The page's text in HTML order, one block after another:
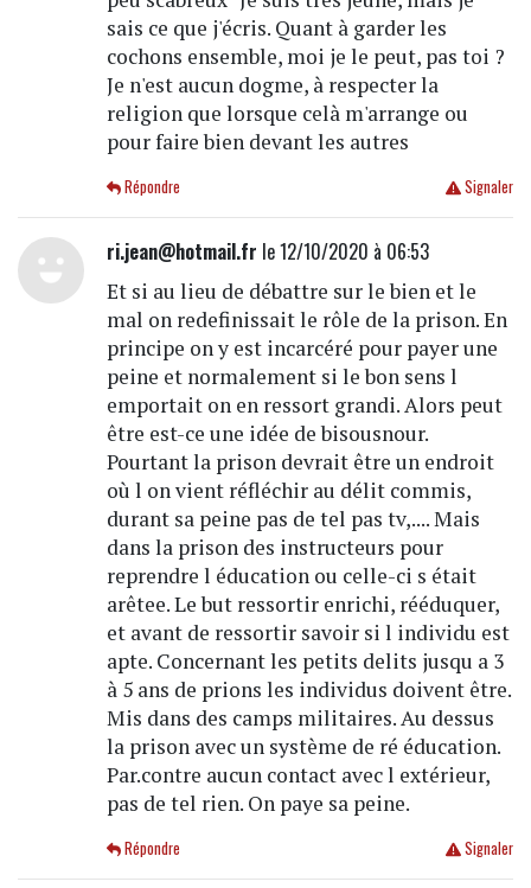
sais ce que j'écris. Quant à garder les
cochons ensemble, moi je le peut, pas toi ?
Je n'est aucun dogme, à respecter la
religion que lorsque celà m'arrange ou
pour faire bien devant les autres
Signaler
Répondre
ri.jean@hotmail.fr le 12/10/2020 à 06:53
Et si au lieu de débattre sur le bien et le
mal on redefinissait le rôle de la prison. En
principe on y est incarcéré pour payer une
peine et normalement si le bon sens l
emportait on en ressort grandi. Alors peut
être est-ce une idée de bisousnour.
Pourtant la prison devrait être un endroit
où l on vient réfléchir au délit commis,
durant sa peine pas de tel pas tv,.... Mais
dans la prison des instructeurs pour
reprendre l éducation ou celle-ci s était
arêtee. Le but ressortir enrichi, rééduquer,
et avant de ressortir savoir si l individu est
apte. Concernant les petits delits jusqu a 3
à 5 ans de prions les individus doivent être.
Mis dans des camps militaires. Au dessus
la prison avec un système de ré éducation.
Par.contre aucun contact avec l extérieur,
pas de tel rien. On paye sa peine.
Signaler
Répondre